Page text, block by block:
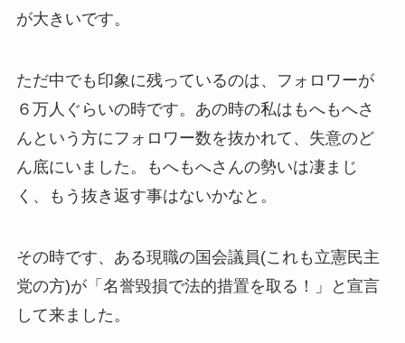
が大きいです。
ただ中でも印象に残っているのは、フォロワーが
６万人ぐらいの時です。あの時の私はもへもへさ
んという方にフォロワー数を抜かれて、失意のど
ん底にいました。もへもへさんの勢いは凄まじ
く、もう抜き返す事はないかなと。
その時です、ある現職の国会議員(これも立憲民主
党の方)が「名誉毀損で法的措置を取る！」と宣言
して来ました。